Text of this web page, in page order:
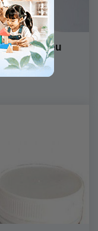
nhân, triệu